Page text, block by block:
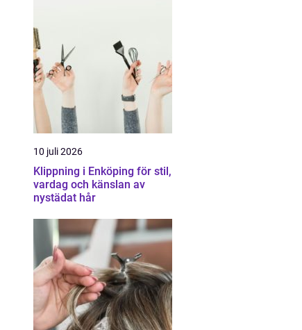
10 juli 2026
Klippning i Enköping för stil,
vardag och känslan av
nystädat hår